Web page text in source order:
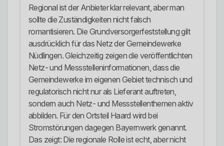
Regional ist der Anbieter klar relevant, aber man
sollte die Zuständigkeiten nicht falsch
romantisieren. Die Grundversorgerfeststellung gilt
ausdrücklich für das Netz der Gemeindewerke
Nüdlingen. Gleichzeitig zeigen die veröffentlichten
Netz- und Messstelleninformationen, dass die
Gemeindewerke im eigenen Gebiet technisch und
regulatorisch nicht nur als Lieferant auftreten,
sondern auch Netz- und Messstellenthemen aktiv
abbilden. Für den Ortsteil Haard wird bei
Stromstörungen dagegen Bayernwerk genannt.
Das zeigt: Die regionale Rolle ist echt, aber nicht